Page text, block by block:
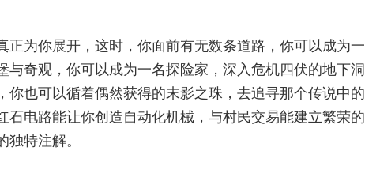
正为你展开，这时，你面前有无数条道路，你可以成为一
奇观，你可以成为一名探险家，深入危机四伏的地下洞
你也可以循着偶然获得的末影之珠，去追寻那个传说中的
石电路能让你创造自动化机械，与村民交易能建立繁荣的
特注解。